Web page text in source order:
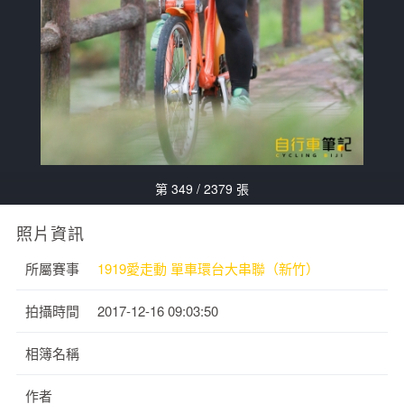
第 349 / 2379 張
照片資訊
所屬賽事 1919愛走動 單車環台大串聯（新竹）
拍攝時間 2017-12-16 09:03:50
相簿名稱
作者